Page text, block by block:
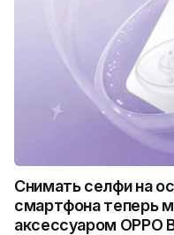
Снимать селфи на
смартфона теперь
аксессуаром OPPO